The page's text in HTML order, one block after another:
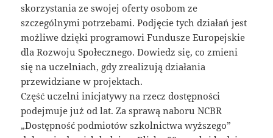
skorzystania ze swojej oferty osobom ze
szczególnymi potrzebami. Podjęcie tych działań jest
możliwe dzięki programowi Fundusze Europejskie
dla Rozwoju Społecznego. Dowiedz się, co zmieni
się na uczelniach, gdy zrealizują działania
przewidziane w projektach.
Część uczelni inicjatywy na rzecz dostępności
podejmuje już od lat. Za sprawą naboru NCBR
„Dostępność podmiotów szkolnictwa wyższego”